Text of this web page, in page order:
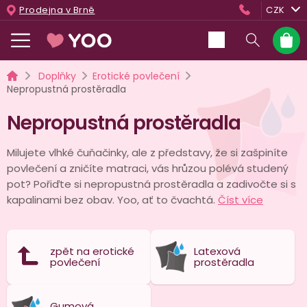
Přejít
na
obsah
Prodejna v Brně CZK
košík
DomůDoplňky
Erotické povlečení
Nepropustná prostěradla
Nepropustná prostěradla
Milujete vlhké čuňačinky, ale z představy, že si zašpiníte
povlečení a zničíte matraci, vás hrůzou polévá studený
pot? Pořiďte si nepropustná prostěradla a zadivočte si s
kapalinami bez obav. Yoo, ať to čvachtá. Číst více
zpět na erotické
povlečení
Latexová
prostěradla